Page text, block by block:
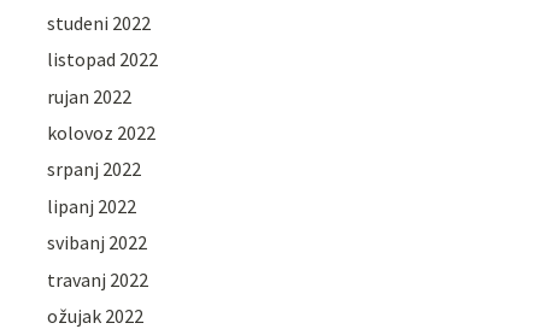
studeni 2022
listopad 2022
rujan 2022
kolovoz 2022
srpanj 2022
lipanj 2022
svibanj 2022
travanj 2022
ožujak 2022